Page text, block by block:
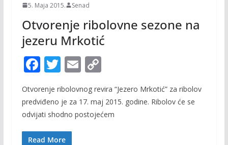
5. Maja 2015. Senad
Otvorenje ribolovne sezone na
jezeru Mrkotić
F
ac
e
b
o
T
w
itt
er
E
m
ai
l
C
p
y
Otvorenje ribolovnog revira “Jezero Mrkotić” za ribolov
predviđeno je za 17. maj 2015. godine. Ribolov će se
odvijati shodno postojećem
Read More